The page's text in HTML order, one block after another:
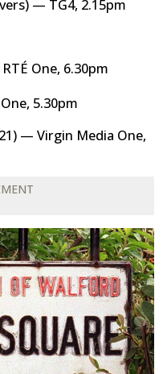
— TG4, 2.15pm
One, 6.30pm
5.30pm
— Virgin Media One,